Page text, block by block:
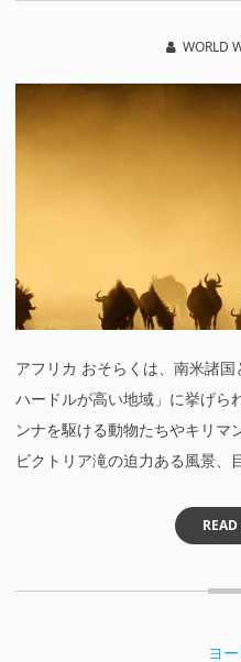
WORLD
アフリカ おそらくは、南米諸
ハードルが高い地域」に挙げら
ンナを駆ける動物たちやキリマ
ビクトリア滝の迫力ある風景、
ヨ